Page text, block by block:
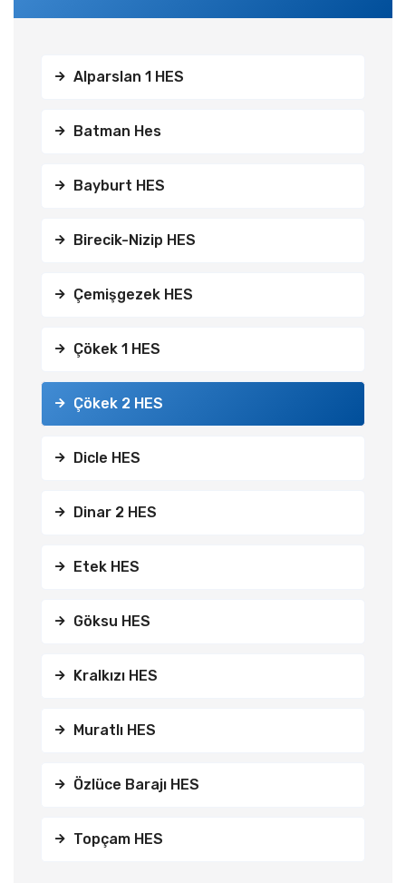
Alparslan 1 HES
Batman Hes
Bayburt HES
Birecik-Nizip HES
Çemişgezek HES
Çökek 1 HES
Çökek 2 HES
Dicle HES
Dinar 2 HES
Etek HES
Göksu HES
Kralkızı HES
Muratlı HES
Özlüce Barajı HES
Topçam HES